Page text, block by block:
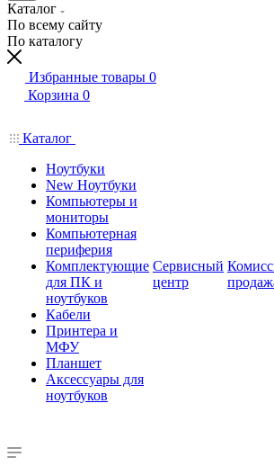
Каталог
По всему сайту
По каталогу
Избранные товары 0
Корзина 0
Каталог
Ноутбуки
New Ноутбуки
Компьютеры и
мониторы
Компьютерная
периферия
Комплектующие
для ПК и
ноутбуков
Кабели
Принтера и
МФУ
Планшет
Аксессуары для
ноутбуков
Сервисный
центр